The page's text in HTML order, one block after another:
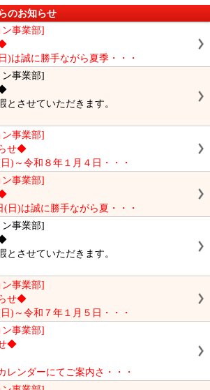
のお知らせ
事業部]
)は誠に勝手ながら夏季・・・
事業部]
とさせていただきます。
事業部]
せ◆
)～令和８年１月４日・・・
事業部]
日)は誠に勝手ながら夏・・・
事業部]
とさせていただきます。
事業部]
せ◆
)～令和７年１月５日・・・
事業部]
◆
レンダーにてご案内さ・・・